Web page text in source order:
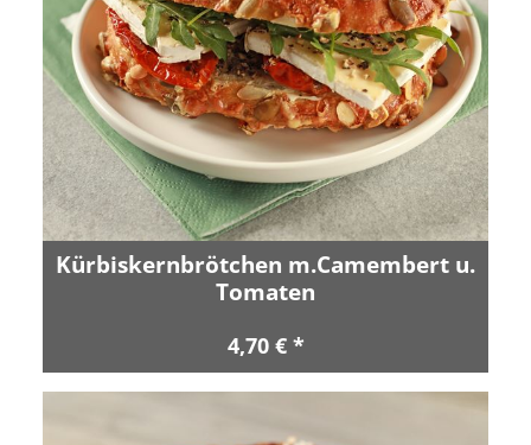
Kürbiskernbrötchen m.Camembert u.
Tomaten
4,70 € *